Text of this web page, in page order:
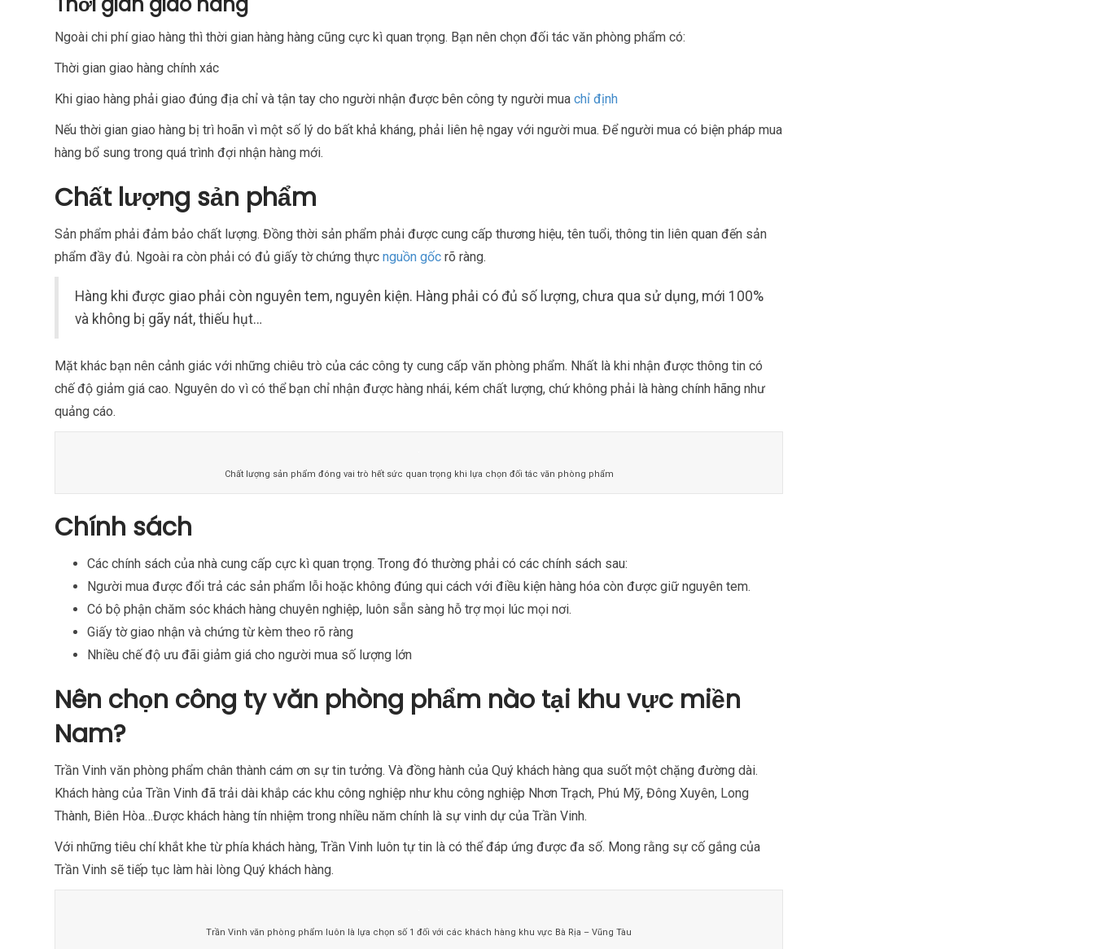
Ngoài chi phí giao hàng thì thời gian hàng hàng cũng cực kì quan trọng. Bạn nên chọn đối tác văn phòng phẩm có:
Thời gian giao hàng chính xác
Khi giao hàng phải giao đúng địa chỉ và tận tay cho người nhận được bên công ty người muachỉ định
Nếu thời gian giao hàng bị trì hoãn vì một số lý do bất khả kháng, phải liên hệ ngay với người mua. Để người mua có biện pháp mua
hàng bổ sung trong quá trình đợi nhận hàng mới.
Chất lượng sản phẩm
Sản phẩm phải đảm bảo chất lượng. Đồng thời sản phẩm phải được cung cấp thương hiệu, tên tuổi, thông tin liên quan đến sản
phẩm đầy đủ. Ngoài ra còn phải có đủ giấy tờ chứng thựcnguồn gốc rõ ràng.
Hàng khi được giao phải còn nguyên tem, nguyên kiện. Hàng phải có đủ số lượng, chưa qua sử dụng, mới 100%
và không bị gãy nát, thiếu hụt…
Mặt khác bạn nên cảnh giác với những chiêu trò của các công ty cung cấp văn phòng phẩm. Nhất là khi nhận được thông tin có
chế độ giảm giá cao. Nguyên do vì có thể bạn chỉ nhận được hàng nhái, kém chất lượng, chứ không phải là hàng chính hãng như
quảng cáo.
Chất lượng sản phẩm đóng vai trò hết sức quan trọng khi lựa chọn đối tác văn phòng phẩm
Chính sách
Các chính sách của nhà cung cấp cực kì quan trọng. Trong đó thường phải có các chính sách sau:
Người mua được đổi trả các sản phẩm lỗi hoặc không đúng qui cách với điều kiện hàng hóa còn được giữ nguyên tem.
Có bộ phận chăm sóc khách hàng chuyên nghiệp, luôn sẵn sàng hỗ trợ mọi lúc mọi nơi.
Giấy tờ giao nhận và chứng từ kèm theo rõ ràng
Nhiều chế độ ưu đãi giảm giá cho người mua số lượng lớn
Nên chọn công ty văn phòng phẩm nào tại khu vực miền
Nam?
Trần Vinh văn phòng phẩm chân thành cám ơn sự tin tưởng. Và đồng hành của Quý khách hàng qua suốt một chặng đường dài.
Khách hàng của Trần Vinh đã trải dài khắp các khu công nghiệp như khu công nghiệp Nhơn Trạch, Phú Mỹ, Đông Xuyên, Long
Thành, Biên Hòa…Được khách hàng tín nhiệm trong nhiều năm chính là sự vinh dự của Trần Vinh.
Với những tiêu chí khắt khe từ phía khách hàng, Trần Vinh luôn tự tin là có thể đáp ứng được đa số. Mong rằng sự cố gắng của
Trần Vinh sẽ tiếp tục làm hài lòng Quý khách hàng.
Trần Vinh văn phòng phẩm luôn là lựa chọn số 1 đối với các khách hàng khu vực Bà Rịa – Vũng Tàu